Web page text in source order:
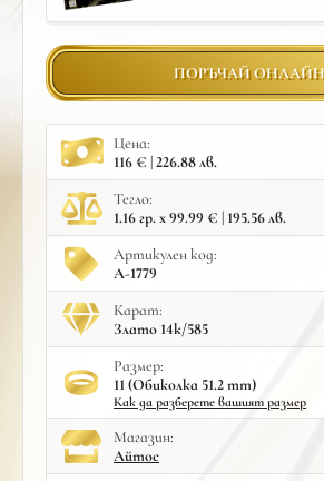
ПОРЪЧАЙ ОНЛАЙН
Цена:
116 € | 226.88 лв.
Тегло:
1.16 гр. x 99.99 € | 195.56 лв.
Артикулен код:
A-1779
Карат:
Злато 14к/585
Размер:
11 (Обиколка 51.2 mm)
Как да разберете вашият размер
Mагазин:
Айтос